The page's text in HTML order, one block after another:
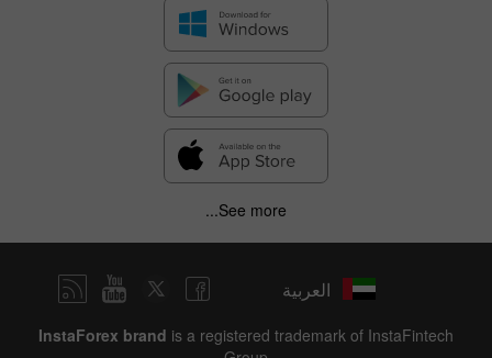
See more...
العربية
InstaForex brand is a registered trademark of InstaFintech